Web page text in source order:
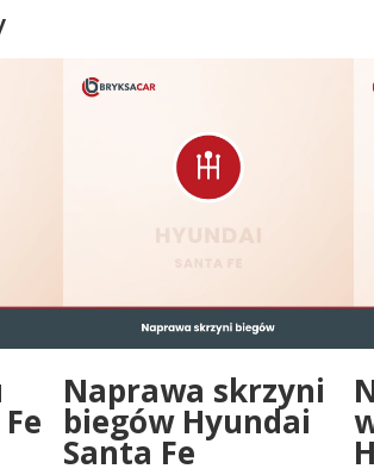
Naprawa skrzyni
biegów Hyundai
Santa Fe